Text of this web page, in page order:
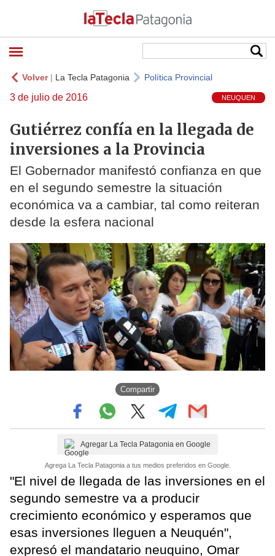
Volver| La Tecla Patagonia Política Provincial
3 de julio de 2016 NEUQUEN
Gutiérrez confía en la llegada de
inversiones a la Provincia
El Gobernador manifestó confianza en que
en el segundo semestre la situación
económica va a cambiar, tal como reiteran
desde la esfera nacional
Compartir
Agregar La Tecla Patagonia en Google
Agrega La Tecla Patagonia a tus medios preferidos en Google.
"El nivel de llegada de las inversiones en el
segundo semestre va a producir
crecimiento económico y esperamos que
esas inversiones lleguen a Neuquén",
expresó el mandatario neuquino, Omar